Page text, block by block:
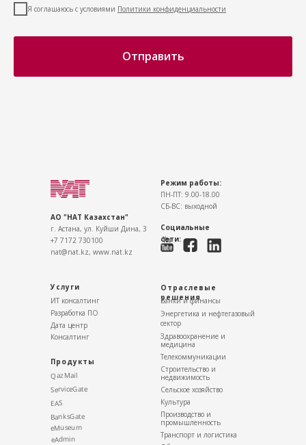
Я соглашаюсь с условиями Политики конфиденциальности
Отправить
Услуги
Продукты
Отраслевые
решения
Режим работы:
ПН-ПТ: 9.00-18.00
СБ-ВС: выходной
Телекоммуникации
АО "НАТ Казахстан"
г. Астана, ул. Куйши Дина, 3
+7 7172 730100
nat@nat.kz, www.nat.kz
QazMail
ServiceGate
EAS
BanksGate
Культура
Банки и финансы
Строительство и
недвижимость
Производство и
промышленность
Здравоохранение и
медицина
Сельское хозяйство
Транспорт и логистика
Энергетика и нефтегазовый
сектор
eMuseum
ИТ консалтинг
Разработка ПО
Дата центр
Консалтинг
Социальные
сети:
eAdmin